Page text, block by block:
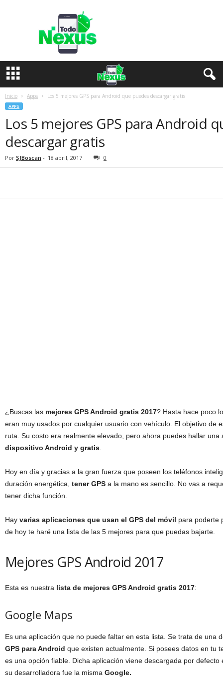
e
Inicio Apps Los 5 mejores GPS para Android que puedes descargar gratis
APPS
Los 5 mejores GPS para Android
descargar gratis
Por SJBoscan - 18 abril, 2017 0
¿Buscas las mejores GPS Android gratis 2017? Hasta hace poco
eran muy usados por cualquier usuario con vehículo. El objetivo de
ruta. Su costo era realmente elevado, pero ahora puedes hallar una
dispositivo Android y gratis
Hoy en día y gracias a la gran fuerza que poseen los teléfonos
duración energética, tener GPS a la mano es sencillo. No vas a
tener dicha función.
Hay varias aplicaciones que usan el GPS del móvil para poderte
de hoy te haré una lista de las 5 mejores para que puedas bajarte.
Mejores GPS Android 2017
Esta es nuestra lista de mejores GPS Android gratis 2017:
Google Maps
Es una aplicación que no puede faltar en esta lista. Se trata de una
GPS para Android que existen actualmente. Si posees datos en tu
es una opción fiable. Dicha aplicación viene descargada por defecto
su desarrolladora fue la misma Google.